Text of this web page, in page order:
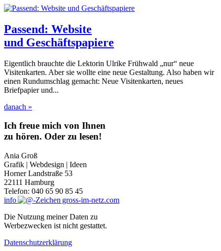
Passend: Website
und Geschäftspapiere
Eigentlich brauchte die Lektorin Ulrike Frühwald „nur“ neue
Visitenkarten. Aber sie wollte eine neue Gestaltung. Also haben wir
einen Rundumschlag gemacht: Neue Visitenkarten, neues
Briefpapier und...
danach »
Ich freue mich von Ihnen
zu hören. Oder zu lesen!
Ania Groß
Grafik | Webdesign | Ideen
Horner Landstraße 53
22111 Hamburg
Telefon: 040 65 90 85 45
info
gross-im-netz.com
Die Nutzung meiner Daten zu
Werbezwecken ist nicht gestattet.
Datenschutzerklärung